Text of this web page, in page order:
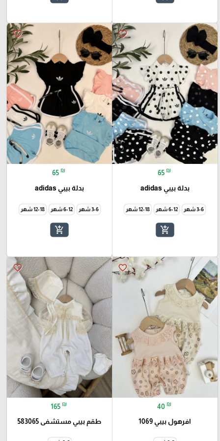
favorite_border
65 ₪
بدلة بيبي adidas
3-6 شهر 6-12 شهر 12-18 شهر
add_shopping_cart
favorite_border
65 ₪
بدلة بيبي adidas
3-6 شهر 6-12 شهر 12-18 شهر
add_shopping_cart
favorite_border
40 ₪
افرهول بيبي 1069
favorite_border
165 ₪
طقم بيبي مستشفى 583065